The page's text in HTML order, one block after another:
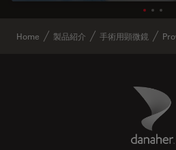
Home 製品紹介 手術用顕微鏡
Danaher